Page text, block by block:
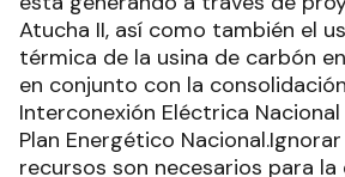
Atucha II, así como también el
térmica de la usina de carbón
en conjunto con la
Interconexión Eléctrica
Plan Energético
recursos son necesarios para